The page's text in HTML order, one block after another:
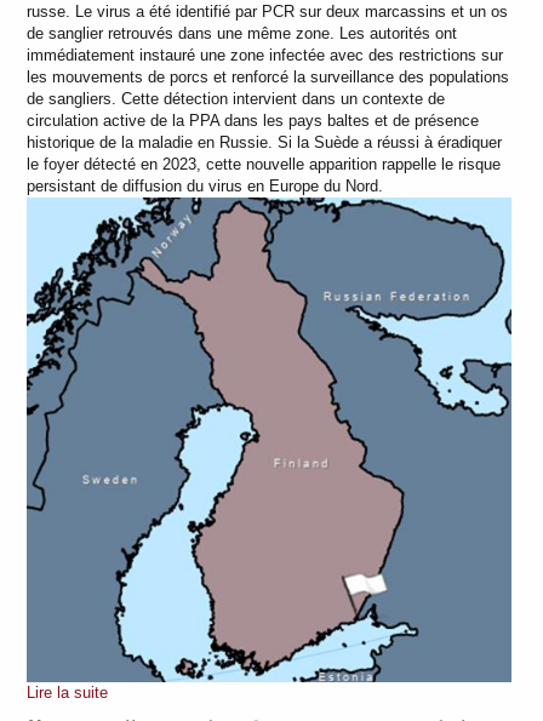
russe. Le virus a été identifié par PCR sur deux marcassins et un os
de sanglier retrouvés dans une même zone. Les autorités ont
immédiatement instauré une zone infectée avec des restrictions sur
les mouvements de porcs et renforcé la surveillance des populations
de sangliers. Cette détection intervient dans un contexte de
circulation active de la PPA dans les pays baltes et de présence
historique de la maladie en Russie. Si la Suède a réussi à éradiquer
le foyer détecté en 2023, cette nouvelle apparition rappelle le risque
persistant de diffusion du virus en Europe du Nord.
Lire la suite